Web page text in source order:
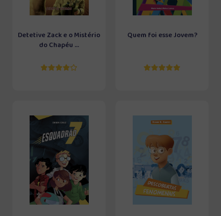
Detetive Zack e o Mistério
do Chapéu ...
Quem foi esse Jovem?